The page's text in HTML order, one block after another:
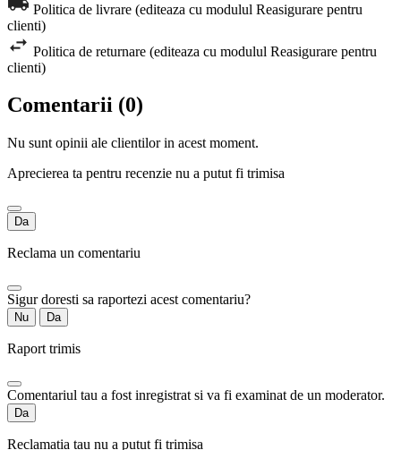
Politica de livrare (editeaza cu modulul Reasigurare pentru
clienti)
Politica de returnare (editeaza cu modulul Reasigurare pentru
clienti)
Comentarii (0)
Nu sunt opinii ale clientilor in acest moment.
Aprecierea ta pentru recenzie nu a putut fi trimisa
Da
Reclama un comentariu
Sigur doresti sa raportezi acest comentariu?
Nu Da
Raport trimis
Comentariul tau a fost inregistrat si va fi examinat de un moderator.
Da
Reclamatia tau nu a putut fi trimisa